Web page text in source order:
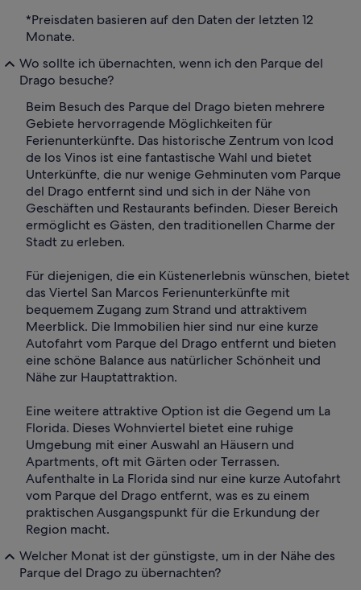
*Preisdaten basieren auf den Daten der letzten 12
Monate.
Wo sollte ich übernachten, wenn ich den Parque del
Drago besuche?
Beim Besuch des Parque del Drago bieten mehrere
Gebiete hervorragende Möglichkeiten für
Ferienunterkünfte. Das historische Zentrum von Icod
de los Vinos ist eine fantastische Wahl und bietet
Unterkünfte, die nur wenige Gehminuten vom Parque
del Drago entfernt sind und sich in der Nähe von
Geschäften und Restaurants befinden. Dieser Bereich
ermöglicht es Gästen, den traditionellen Charme der
Stadt zu erleben.
Für diejenigen, die ein Küstenerlebnis wünschen, bietet
das Viertel San Marcos Ferienunterkünfte mit
bequemem Zugang zum Strand und attraktivem
Meerblick. Die Immobilien hier sind nur eine kurze
Autofahrt vom Parque del Drago entfernt und bieten
eine schöne Balance aus natürlicher Schönheit und
Nähe zur Hauptattraktion.
Eine weitere attraktive Option ist die Gegend um La
Florida. Dieses Wohnviertel bietet eine ruhige
Umgebung mit einer Auswahl an Häusern und
Apartments, oft mit Gärten oder Terrassen.
Aufenthalte in La Florida sind nur eine kurze Autofahrt
vom Parque del Drago entfernt, was es zu einem
praktischen Ausgangspunkt für die Erkundung der
Region macht.
Welcher Monat ist der günstigste, um in der Nähe des
Parque del Drago zu übernachten?